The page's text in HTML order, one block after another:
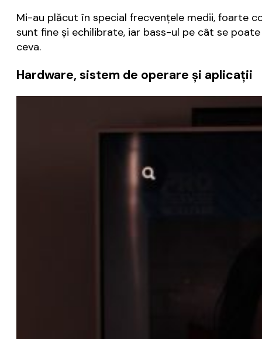
Mi-au plăcut în special frecvențele medii, foarte
sunt fine și echilibrate, iar bass-ul pe cât se
ceva.
Hardware, sistem de operare și aplicații